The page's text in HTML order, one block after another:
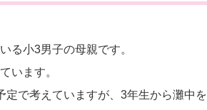
る小3男子の母親です。
います。
定で考えていますが、3年生から灘中